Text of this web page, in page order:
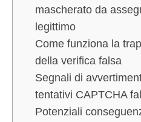
mascherato da
legittimo
Come funziona la
della verifica falsa
Segnali di
tentativi CAPTCHA
Potenziali